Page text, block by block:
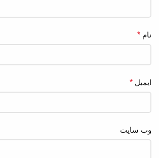
نام *
ایمیل *
وب‌ سایت